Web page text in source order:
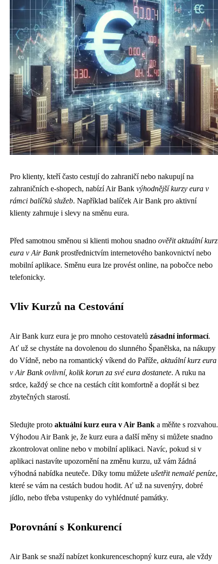
Pro klienty, kteří často cestují do zahraničí nebo nakupují na
zahraničních e-shopech, nabízí Air Bank výhodnější kurzy eura v
rámci balíčků služeb. Například balíček Air Bank pro aktivní
klienty zahrnuje i slevy na směnu eura.
Před samotnou směnou si klienti mohou snadno ověřit aktuální kurz
eura v Air Bankprostřednictvím internetového bankovnictví nebo
mobilní aplikace. Směnu eura lze provést online, na pobočce nebo
telefonicky.
Vliv Kurzů na Cestování
Air Bank kurz eura je pro mnoho cestovatelů zásadní informací.
Ať už se chystáte na dovolenou do slunného Španělska, na nákupy
do Vídně, nebo na romantický víkend do Paříže, aktuální kurz eura
v Air Bank ovlivní, kolik korun za své eura dostanete. A ruku na
srdce, každý se chce na cestách cítit komfortně a dopřát si bez
zbytečných starostí.
Sledujte proto aktuální kurz eura v Air Bank a měňte s rozvahou.
Výhodou Air Bank je, že kurz eura a další měny si můžete snadno
zkontrolovat online nebo v mobilní aplikaci. Navíc, pokud si v
aplikaci nastavíte upozornění na změnu kurzu, už vám žádná
výhodná nabídka neuteče. Díky tomu můžete ušetřit nemalé peníze,
které se vám na cestách budou hodit. Ať už na suvenýry, dobré
jídlo, nebo třeba vstupenky do vyhlédnuté památky.
Porovnání s Konkurencí
Air Bank se snaží nabízet konkurenceschopný kurz eura, ale vždy